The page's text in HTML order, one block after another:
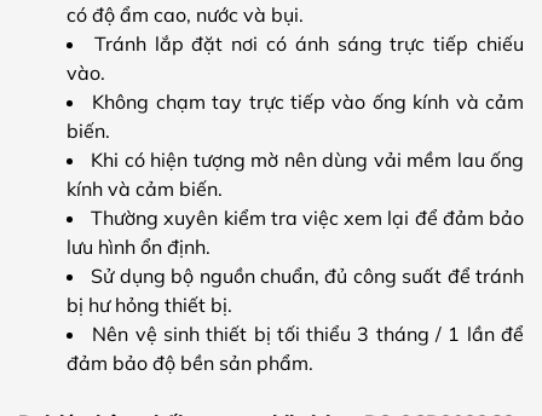
có độ ẩm cao, nước và bụi.
Tránh lắp đặt nơi có ánh sáng trực tiếp chiếu
vào.
Không chạm tay trực tiếp vào ống kính và cảm
biến.
Khi có hiện tượng mờ nên dùng vải mềm lau ống
kính và cảm biến.
Thường xuyên kiểm tra việc xem lại để đảm bảo
lưu hình ổn định.
Sử dụng bộ nguồn chuẩn, đủ công suất để tránh
bị hư hỏng thiết bị.
Nên vệ sinh thiết bị tối thiểu 3 tháng / 1 lần để
đảm bảo độ bền sản phẩm.